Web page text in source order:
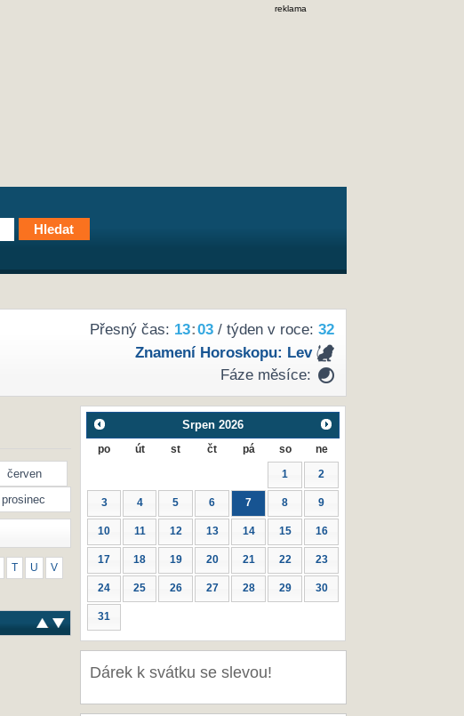
reklama
Přesný čas: 13:03/ týden v roce: 32
Znamení Horoskopu: Lev
Fáze měsíce:
červen
prosinec
U V
Srpen 2026
po út st čt pá so ne
1 2
3 4 5 6 7 8 9
10 11 12 13 14 15 16
17 18 19 20 21 22 23
24 25 26 27 28 29 30
31
Dárek k svátku se slevou!